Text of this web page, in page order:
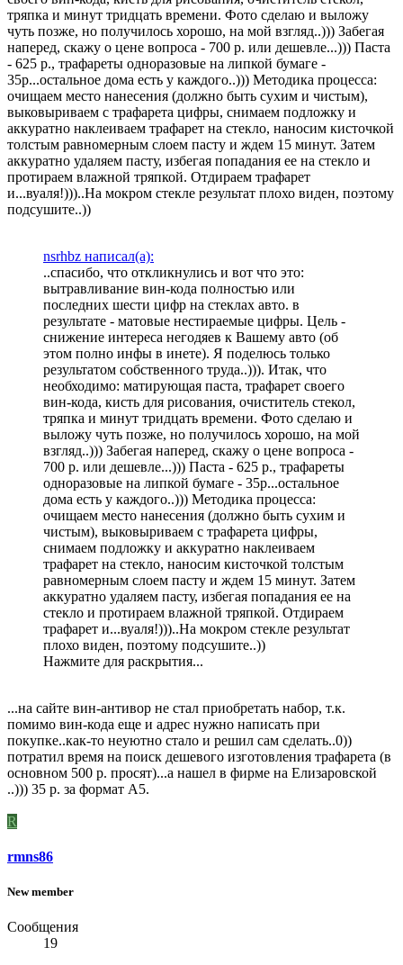
тряпка и минут тридцать времени. Фото сделаю и выложу
чуть позже, но получилось хорошо, на мой взгляд..))) Забегая
наперед, скажу о цене вопроса - 700 р. или дешевле...))) Паста
- 625 р., трафареты одноразовые на липкой бумаге -
35р...остальное дома есть у каждого..))) Методика процесса:
очищаем место нанесения (должно быть сухим и чистым),
выковыриваем с трафарета цифры, снимаем подложку и
аккуратно наклеиваем трафарет на стекло, наносим кисточкой
толстым равномерным слоем пасту и ждем 15 минут. Затем
аккуратно удаляем пасту, избегая попадания ее на стекло и
протираем влажной тряпкой. Отдираем трафарет
и...вуаля!)))..На мокром стекле результат плохо виден, поэтому
подсушите..))
nsrhbz написал(а):
..спасибо, что откликнулись и вот что это:
вытравливание вин-кода полностью или
последних шести цифр на стеклах авто. в
результате - матовые нестираемые цифры. Цель -
снижение интереса негодяев к Вашему авто (об
этом полно инфы в инете). Я поделюсь только
результатом собственного труда..))). Итак, что
необходимо: матирующая паста, трафарет своего
вин-кода, кисть для рисования, очиститель стекол,
тряпка и минут тридцать времени. Фото сделаю и
выложу чуть позже, но получилось хорошо, на мой
взгляд..))) Забегая наперед, скажу о цене вопроса -
700 р. или дешевле...))) Паста - 625 р., трафареты
одноразовые на липкой бумаге - 35р...остальное
дома есть у каждого..))) Методика процесса:
очищаем место нанесения (должно быть сухим и
чистым), выковыриваем с трафарета цифры,
снимаем подложку и аккуратно наклеиваем
трафарет на стекло, наносим кисточкой толстым
равномерным слоем пасту и ждем 15 минут. Затем
аккуратно удаляем пасту, избегая попадания ее на
стекло и протираем влажной тряпкой. Отдираем
трафарет и...вуаля!)))..На мокром стекле результат
плохо виден, поэтому подсушите..))
Нажмите для раскрытия...
...на сайте вин-антивор не стал приобретать набор, т.к.
помимо вин-кода еще и адрес нужно написать при
покупке..как-то неуютно стало и решил сам сделать..0))
потратил время на поиск дешевого изготовления трафарета (в
основном 500 р. просят)...а нашел в фирме на Елизаровской
..))) 35 р. за формат А5.
R
rmns86
New member
Сообщения
19